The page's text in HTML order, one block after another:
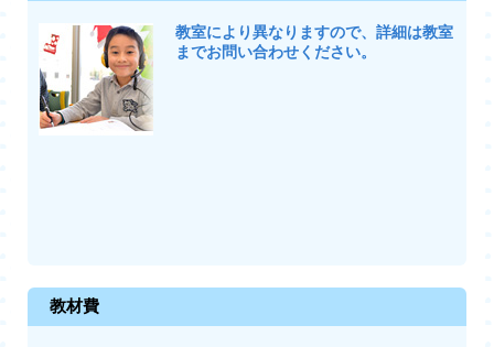
教室により異なりますので、詳細は教室
までお問い合わせください。
教材費